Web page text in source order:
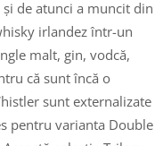
de atunci a muncit din
irlandez într-un
malt, gin, vodcă,
că sunt încă o
sunt externalizate
pentru varianta Double